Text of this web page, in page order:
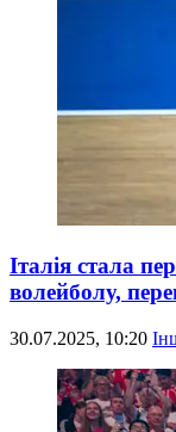
Італія стала
волейболу,
30.07.2025, 10:20